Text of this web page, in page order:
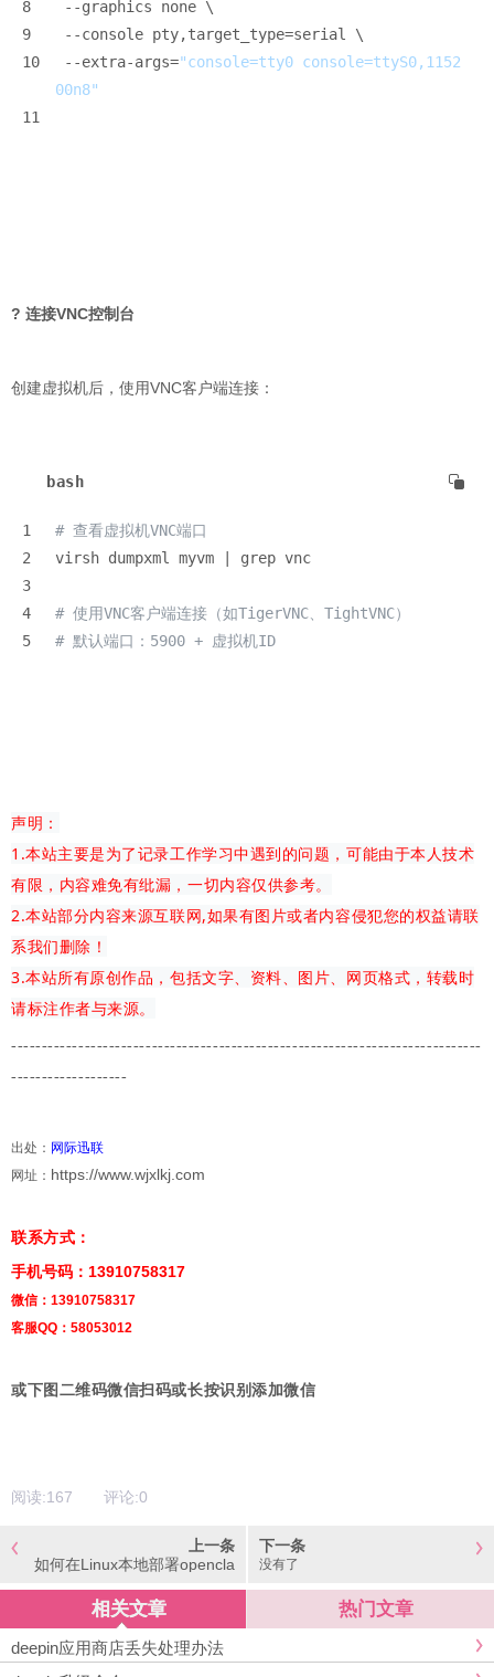
8
--graphics none \
9
--console pty,target_type=serial \
10
--extra-args="console=tty0 console=ttyS0,1152
00n8"
11
? 连接VNC控制台
创建虚拟机后，使用VNC客户端连接：
bash
1
# 查看虚拟机VNC端口
2
virsh dumpxml myvm | grep vnc
3
4
# 使用VNC客户端连接（如TigerVNC、TightVNC）
5
# 默认端口：5900 + 虚拟机ID
声明：
1.本站主要是为了记录工作学习中遇到的问题，可能由于本人技术
有限，内容难免有纰漏，一切内容仅供参考。
2.本站部分内容来源互联网,如果有图片或者内容侵犯您的权益请联
系我们删除！
3.本站所有原创作品，包括文字、资料、图片、网页格式，转载时
请标注作者与来源。
-----------------------------------------------------------------------------
-------------------
出处： 网际迅联
网址： https://www.wjxlkj.com
联系方式：
手机号码：13910758317
微信：13910758317
客服QQ：58053012
或下图二维码微信扫码或长按识别添加微信
阅读:167 评论:0
上一条
如何在Linux本地部署opencla
下一条
没有了
相关文章 热门文章
deepin应用商店丢失处理办法